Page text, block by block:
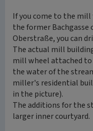
If you come to the
the former Bachgasse
Oberstraße, you can
The actual mill
mill wheel attached to
the water of the
miller's residential
in the picture).
The additions for the
larger inner courtyard.